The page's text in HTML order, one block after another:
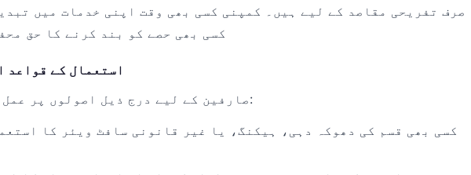
صرف تفریحی مقاصد کے لیے ہیں۔ کمپنی کسی بھی وقت اپنی خدمات میں
کسی بھی حصے کو بند کرنے کا حق
3. استعمال کے
صارفین کے لیے درج ذیل اصولوں پر عمل کرنا لازمی ہے:
کسی بھی قسم کی دھوکہ دہی، ہیکنگ، یا غیر قانونی سافٹ ویئر کا